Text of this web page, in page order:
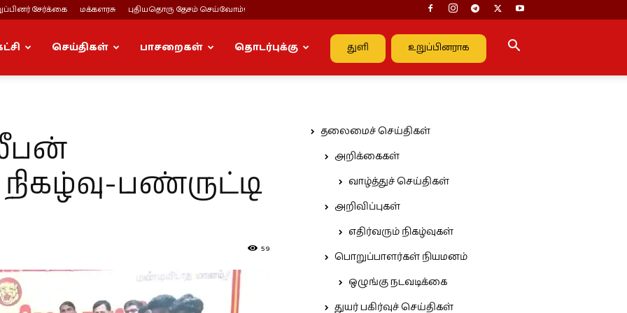
சேர்க்கை மக்களரசு புதியதொரு தேசம் செய்வோம்!
துளி உறுப்பினராக
செய்திகள் பாசறைகள் தொடர்புக்கு
பண்ருட்டி
59
தலைமைச் செய்திகள்
அறிக்கைகள்
வாழ்த்துச் செய்திகள்
அறிவிப்புகள்
எதிர்வரும் நிகழ்வுகள்
பொறுப்பாளர்கள் நியமனம்
ஒழுங்கு நடவடிக்கை
துயர் பகிர்வுச் செய்திகள்